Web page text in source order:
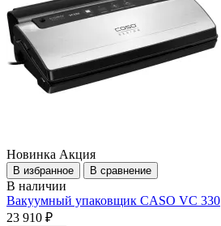
Новинка Акция
В избранное В сравнение
В наличии
Вакуумный упаковщик CASO VC 330
23 910 ₽